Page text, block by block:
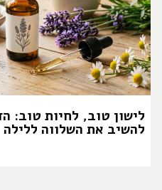
לישון טוב, לחיות טוב:
להשיב את השלווה ללילה